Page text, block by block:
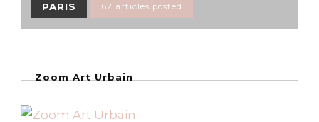
PARIS 62 articles posted
Zoom Art Urbain